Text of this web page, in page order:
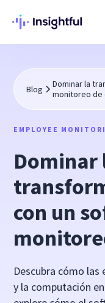
Blog
Dominar la
monitoreo de
EMPLOYEE
Dominar
con un
Descubra cómo las
y la computación